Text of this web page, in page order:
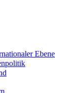
Ebene